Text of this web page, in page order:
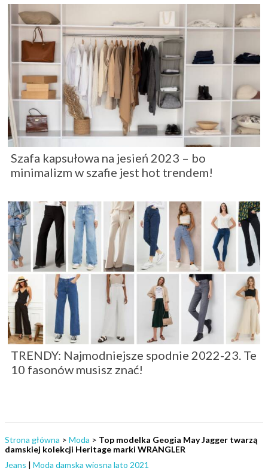
Szafa kapsułowa na jesień 2023 – bo
minimalizm w szafie jest hot trendem!
TRENDY: Najmodniejsze spodnie 2022-23. Te
10 fasonów musisz znać!
Strona główna > Moda > Top modelka Geogia May Jagger twarzą
damskiej kolekcji Heritage marki WRANGLER
Jeans | Moda damska wiosna lato 2021